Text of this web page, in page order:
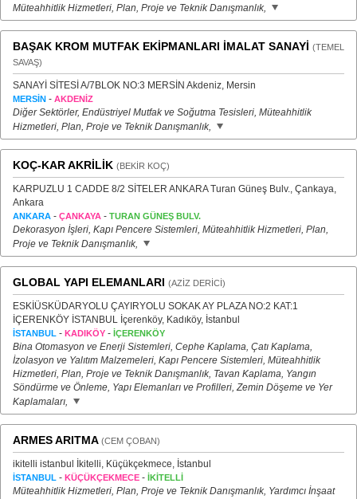
Müteahhitlik Hizmetleri, Plan, Proje ve Teknik Danışmanlık,
BAŞAK KROM MUTFAK EKİPMANLARI İMALAT SANAYİ (TEMEL
SAVAŞ)
SANAYİ SİTESİ A/7BLOK NO:3 MERSİN Akdeniz, Mersin
MERSİN - AKDENİZ
Diğer Sektörler, Endüstriyel Mutfak ve Soğutma Tesisleri, Müteahhitlik
Hizmetleri, Plan, Proje ve Teknik Danışmanlık,
KOÇ-KAR AKRİLİK (BEKİR KOÇ)
KARPUZLU 1 CADDE 8/2 SİTELER ANKARA Turan Güneş Bulv., Çankaya,
Ankara
ANKARA - ÇANKAYA - TURAN GÜNEŞ BULV.
Dekorasyon İşleri, Kapı Pencere Sistemleri, Müteahhitlik Hizmetleri, Plan,
Proje ve Teknik Danışmanlık,
GLOBAL YAPI ELEMANLARI (AZİZ DERİCİ)
ESKİÜSKÜDARYOLU ÇAYIRYOLU SOKAK AY PLAZA NO:2 KAT:1
İÇERENKÖY İSTANBUL İçerenköy, Kadıköy, İstanbul
İSTANBUL - KADIKÖY - İÇERENKÖY
Bina Otomasyon ve Enerji Sistemleri, Cephe Kaplama, Çatı Kaplama,
İzolasyon ve Yalıtım Malzemeleri, Kapı Pencere Sistemleri, Müteahhitlik
Hizmetleri, Plan, Proje ve Teknik Danışmanlık, Tavan Kaplama, Yangın
Söndürme ve Önleme, Yapı Elemanları ve Profilleri, Zemin Döşeme ve Yer
Kaplamaları,
ARMES ARITMA (CEM ÇOBAN)
ikitelli istanbul İkitelli, Küçükçekmece, İstanbul
İSTANBUL - KÜÇÜKÇEKMECE - İKİTELLİ
Müteahhitlik Hizmetleri, Plan, Proje ve Teknik Danışmanlık, Yardımcı İnşaat